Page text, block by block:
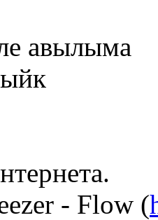
авылыма
- Flow (